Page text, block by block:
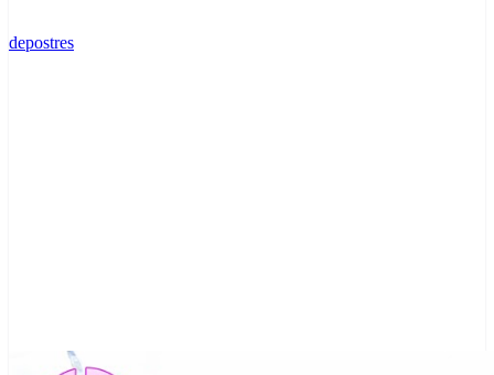
depostres